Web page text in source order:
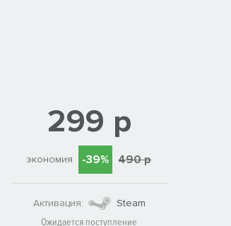
299 р
экономия -39% 490 р
Активация:
Steam
Ожидается поступление